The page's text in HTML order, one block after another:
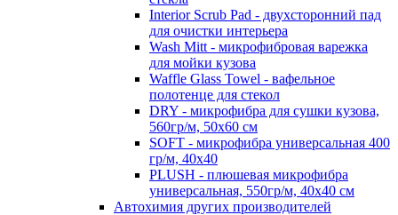
Interior Scrub Pad - двухсторонний пад
для очистки интерьера
Wash Mitt - микрофибровая варежка
для мойки кузова
Waffle Glass Towel - вафельное
полотенце для стекол
DRY - микрофибра для сушки кузова,
560гр/м, 50х60 см
SOFT - микрофибра универсальная 400
гр/м, 40х40
PLUSH - плюшевая микрофибра
универсальная, 550гр/м, 40х40 см
Автохимия других производителей